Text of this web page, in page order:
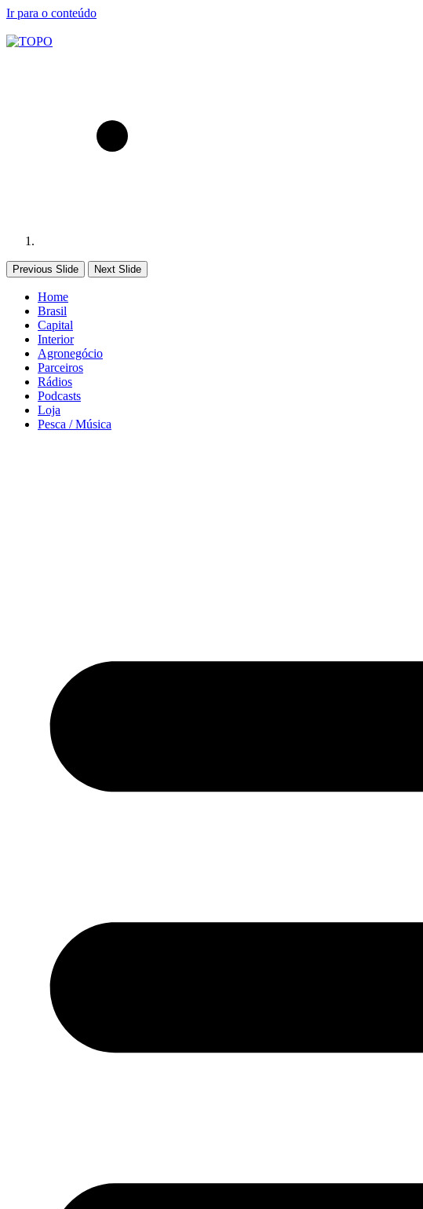
Ir para o conteúdo
Previous Slide Next Slide
Home
Brasil
Capital
Interior
Agronegócio
Parceiros
Rádios
Podcasts
Loja
Pesca / Música